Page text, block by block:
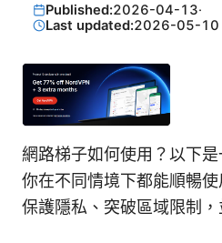
Published:2026-04-13·
Last updated:2026-05-10
網路梯子如何使用？以下
你在不同情境下都能順暢使
保護隱私、突破區域限制，